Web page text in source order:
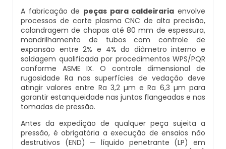
Caldeiraria E Montagem Industrial
Caldeiraria Industrial
Caldeiraria Pesada
Caldeiras De Recuperação De Calor
Caldeiras E Aquecedores
Inspeção De Segurança Em Caldeiras E
Inspeção De Segurança Em Vasos De
Inspeção Dimensional De Caldeiraria
Inspeção Dimensional De Caldeiraria E
Inspeção Em Caldeiras
Montagem Caldeiras
Montagem De Caldeiras
Montagem De Caldeiras A Vapor
Montagem De Caldeiras Preço
Montagem De Caldeiras A Gás
Caldeira Locomotiva A Vapor
Caldeira Usada A Venda
Caldeira Vapor A Lenha
Compra E Venda De Caldeiras Usadas
Comprar Caldeira A Vapor
Distribuidor De Caldeira A Gás
Empresa De Caldeira A Gás
Empresa De Manutenção De Caldeira A
Fornecedor De Caldeira A Gás
Manutenção De Caldeira A Gás
A fabricação de peças para caldeiraria envolve
processos de corte plasma CNC de alta precisão,
calandragem de chapas até 80 mm de espessura,
mandrilhamento de tubos com controle de
expansão entre 2% e 4% do diâmetro interno e
soldagem qualificada por procedimentos WPS/PQR
conforme ASME IX. O controle dimensional de
rugosidade Ra nas superfícies de vedação deve
atingir valores entre Ra 3,2 µm e Ra 6,3 µm para
garantir estanqueidade nas juntas flangeadas e nas
tomadas de pressão.
Antes da expedição de qualquer peça sujeita a
pressão, é obrigatória a execução de ensaios não
destrutivos (END) — líquido penetrante (LP) em